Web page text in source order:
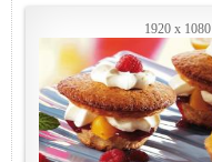
1920 x 1080